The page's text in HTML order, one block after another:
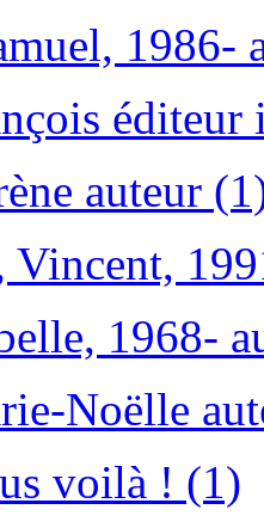
1986-
auteur
Vincent,
1968-
Noëlle
voilà ! (1)